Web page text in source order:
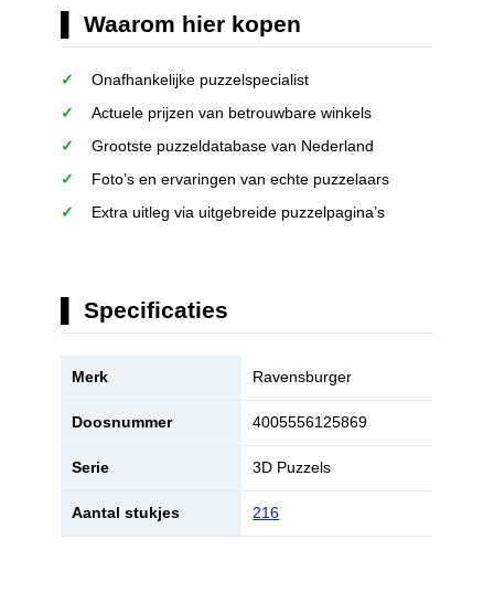
Waarom hier kopen
Onafhankelijke puzzelspecialist
Actuele prijzen van betrouwbare winkels
Grootste puzzeldatabase van Nederland
Foto’s en ervaringen van echte puzzelaars
Extra uitleg via uitgebreide puzzelpagina’s
Specificaties
Merk Ravensburger
Doosnummer 4005556125869
Serie 3D Puzzels
Aantal stukjes 216